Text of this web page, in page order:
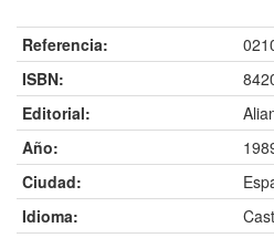
Referencia:
ISBN:
Editorial:
Año:
Ciudad:
Idioma: